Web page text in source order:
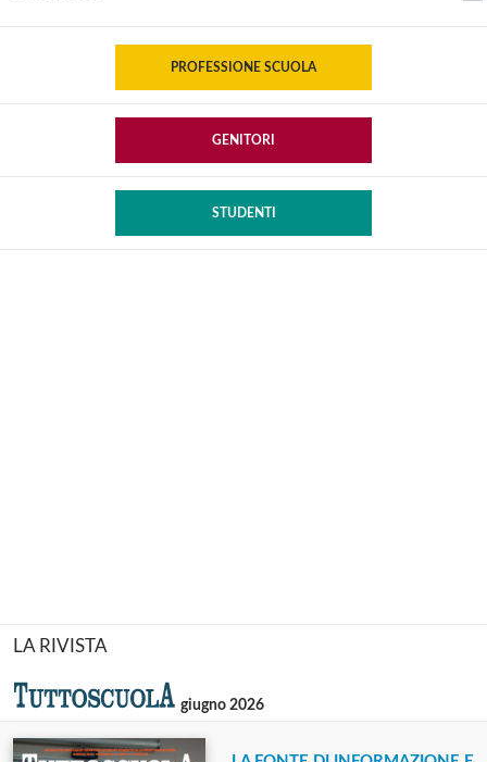
PROFESSIONE SCUOLA
GENITORI
STUDENTI
LA RIVISTA
giugno 2026